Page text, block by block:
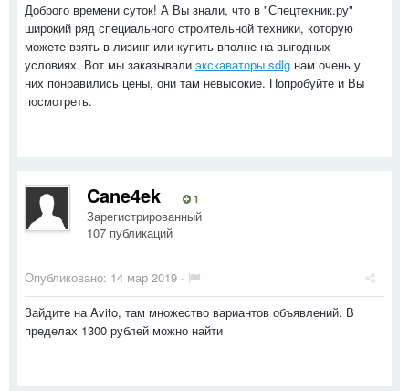
Доброго времени суток! А Вы знали, что в "Спецтехник.ру"
широкий ряд специального строительной техники, которую
можете взять в лизинг или купить вполне на выгодных
условиях. Вот мы заказывали экскаваторы sdlg нам очень у
них понравились цены, они там невысокие. Попробуйте и Вы
посмотреть.
Cane4ek 1
Зарегистрированный
107 публикаций
Опубликовано: 14 мар 2019 ·
Зайдите на Avito, там множество вариантов объявлений. В
пределах 1300 рублей можно найти